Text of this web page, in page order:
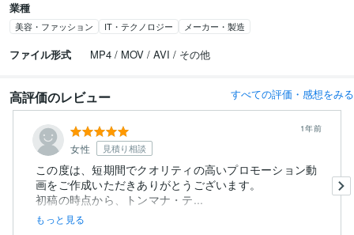
業種
美容・ファッション IT・テクノロジー メーカー・製造
ファイル形式 MP4 / MOV / AVI / その他
高評価のレビュー すべての評価・感想をみる
女性 見積り相談
1年前
この度は、短期間でクオリティの高いプロモーション動
画をご作成いただきありがとうございます。
初稿の時点から、トンマナ・テ...
もっと見る